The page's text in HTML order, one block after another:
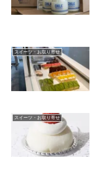
スイーツ・お取り寄せ
スイーツ・お取り寄せ